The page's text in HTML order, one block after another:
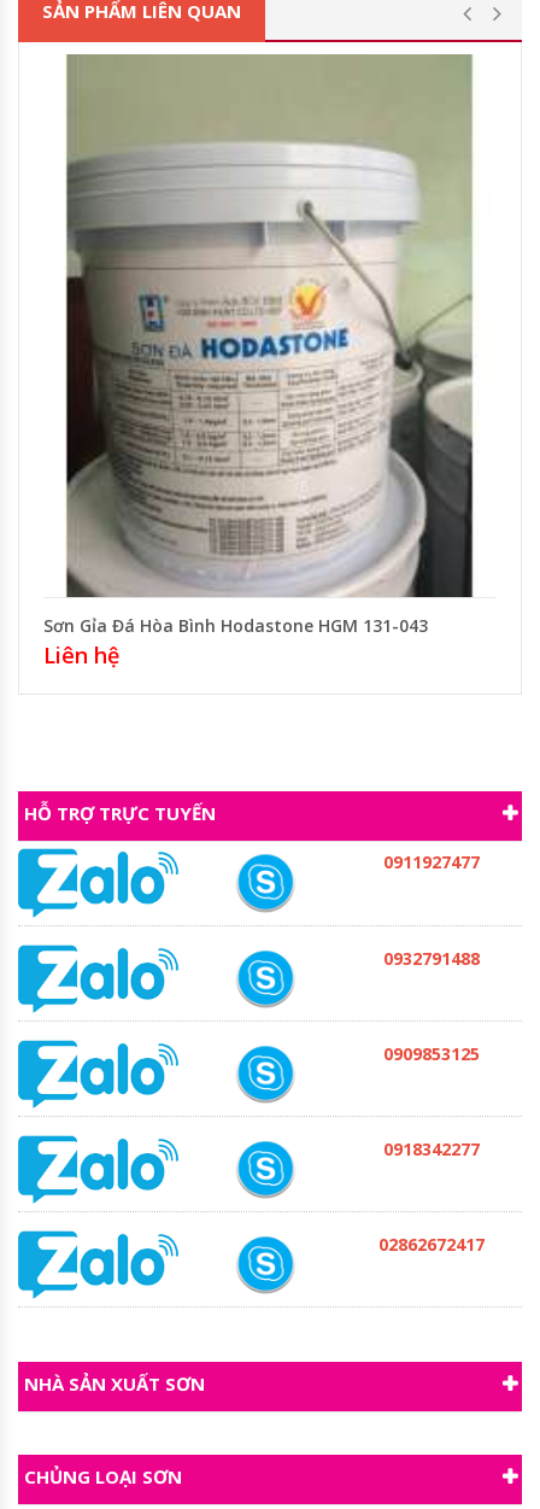
SẢN PHẨM LIÊN QUAN
Sơn Gỉa Đá Hòa Bình Hodastone HGM 131-043
Liên hệ
HỖ TRỢ TRỰC TUYẾN
0911927477
0932791488
0909853125
0918342277
02862672417
NHÀ SẢN XUẤT SƠN
CHỦNG LOẠI SƠN